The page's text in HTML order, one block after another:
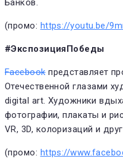
Банков.
(промо: https://youtu.be/
#ЭкспозицияПобеды
Facebookпредставляет
Отечественной глазами
digital art. Художники
фотографии, плакаты и
VR, 3D, колоризаций и
(промо: https://